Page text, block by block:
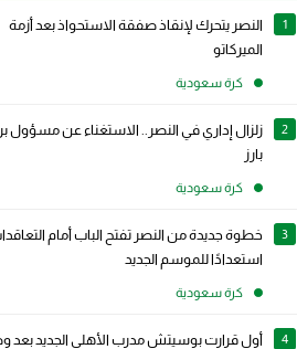
1
النصر يتحرك لإنقاذ صفقة الاستحواذ بعد أزمة
الميركاتو
كرة سعودية
2
زلزال إداري في النصر.. الاستغناء عن مسؤول
بارز
كرة سعودية
3
خطوة جديدة من النصر تفتح الباب أمام
استعدادًا للموسم الجديد
كرة سعودية
4
أول قرارت بوسيتش مدرب الأهلي الجديد بعد